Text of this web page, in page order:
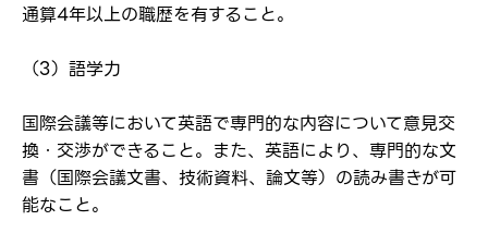
通算4年以上の職歴を有すること。
（3）語学力
国際会議等において英語で専門的な内容について意見交
換・交渉ができること。また、英語により、専門的な文
書（国際会議文書、技術資料、論文等）の読み書きが可
能なこと。